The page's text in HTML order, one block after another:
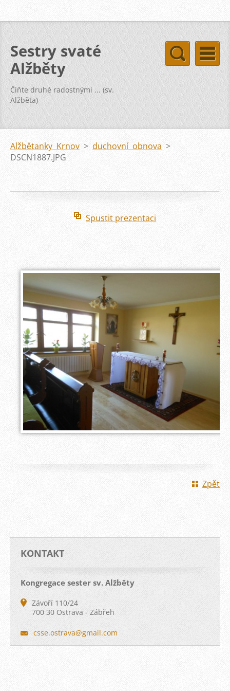
Sestry svaté
Alžběty
Čiňte druhé radostnými ... (sv.
Alžběta)
Alžbětanky Krnov > duchovní obnova >
DSCN1887.JPG
Spustit prezentaci
Zpět
KONTAKT
Kongregace sester sv. Alžběty
Závoří 110/24
700 30 Ostrava - Zábřeh
csse.ostrava@gmail.com